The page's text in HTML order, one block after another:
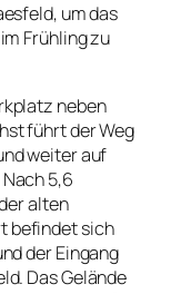
um das
Frühling zu
neben
führt der Weg
weiter auf
5,6
alten
befindet sich
der Eingang
Das Gelände